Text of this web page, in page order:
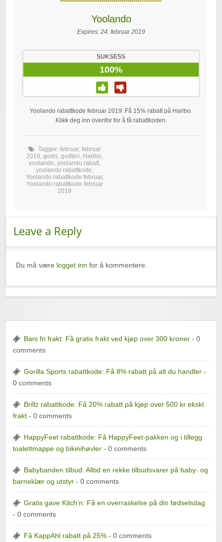
Yoolando
Expires: 24. februar 2019
SUKSESS
100%
Yoolando rabattkode februar 2019: Få 15% rabatt på Haribo.
Klikk deg inn ovenfor for å få rabattkoden.
Tagger: februar, februar
2019, godis, godteri, Haribo,
yoolando, yoolando rabatt,
yoolando rabattkode,
Yoolando rabattkode februar,
Yoolando rabattkode februar
2019
Leave a Reply
Du må være logget inn for å kommentere.
Bani fri frakt: Få gratis frakt ved kjøp over 300 kroner - 0
comments
Gorilla Sports rabattkode: Få 8% rabatt på alt du handler -
0 comments
Brillz rabattkode: Få 20% rabatt på kjøp over 500 kr ekskl.
frakt - 0 comments
HappyFeet rabattkode: Få HappyFeet-pakken og i tillegg
toalettmappe og bikinihøvler - 0 comments
Babybanden tilbud: Alltid en rekke tilbudsvarer på baby- og
barneklær og utstyr - 0 comments
Gratis gave Kitch’n: Få en overraskelse på din fødselsdag
- 0 comments
Få KappAhl rabatt på 25% - 0 comments